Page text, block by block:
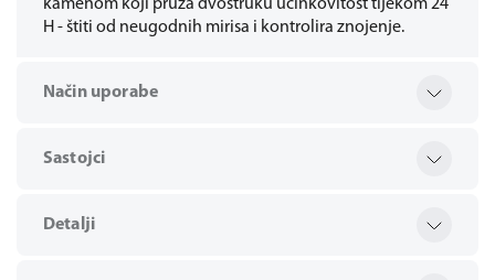
kamenom koji pruža dvostruku učinkovitost tijekom 24
H - štiti od neugodnih mirisa i kontrolira znojenje.
Način uporabe
Sastojci
Detalji